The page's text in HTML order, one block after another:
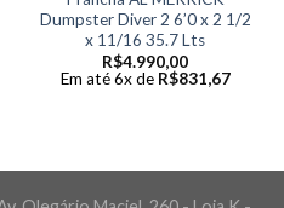
Dumpster Diver 2 6’0 x 2 1/2
x 11/16 35.7 Lts
R$4.990,00
Em até 6x de R$831,67